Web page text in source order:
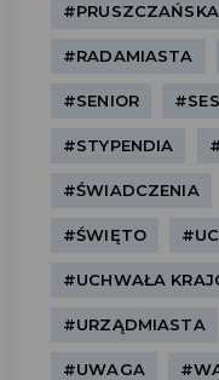
#RADAMIASTA
#SENIOR
#STYPENDIA
#ŚWIADCZENIA
#ŚWIĘTO
#UCHWAŁA
#URZĄDMIASTA
#UWAGA